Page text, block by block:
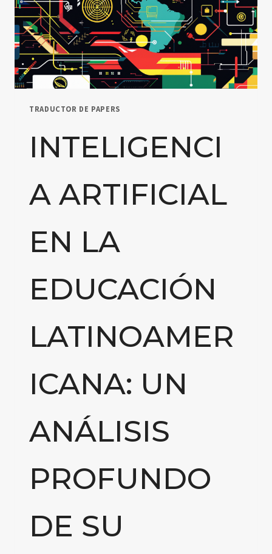
PENSAMIENTO
CRÍTICO
EN
LA
EDUCACIÓN
TRADUCTOR DE PAPERS
INTELIGENCI
A ARTIFICIAL
EN LA
EDUCACIÓN
LATINOAMER
ICANA: UN
ANÁLISIS
PROFUNDO
DE SU